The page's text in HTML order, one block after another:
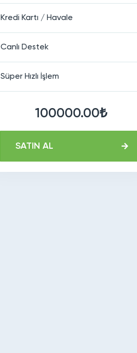
Kredi Kartı / Havale
Canlı Destek
Süper Hızlı İşlem
100000.00₺
SATIN AL